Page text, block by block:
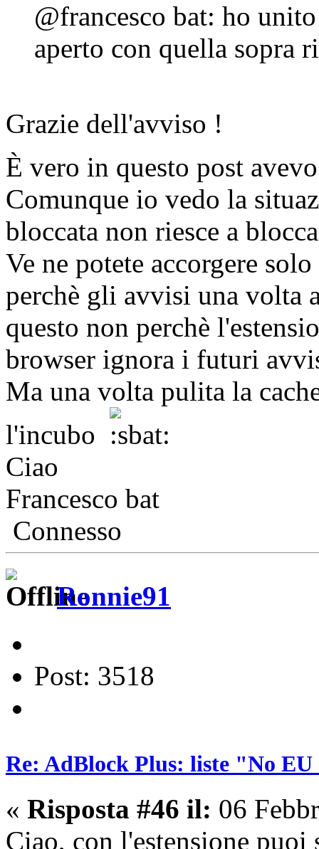
@francesco bat: ho
aperto con quella sopra
Grazie dell'avviso !
È vero in questo post
Comunque io vedo la
bloccata non riesce a
Ve ne potete accorgere
perchè gli avvisi una volta
questo non perchè
browser ignora i futuri
Ma una volta pulita la
l'incubo
Ciao
Francesco bat
Connesso
Ronnie91
Post: 3518
Re: AdBlock Plus: liste "No
« Risposta #46 il: 06
Ciao, con l'estensione